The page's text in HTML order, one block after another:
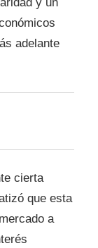
adelante
cierta
que esta
a